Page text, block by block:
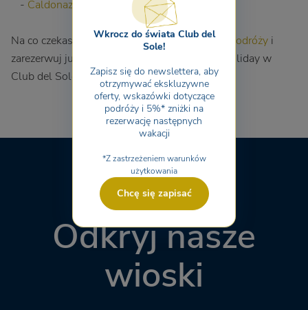
- Caldonazzo Family Collection.
Na co czekasz? Wybierz swój wymarzonycel podróży i
zarezerwuj już teraz swoje wakacje Full Life Holiday w
Club del Sole!
Odkryj nasze
wioski
Wkrocz do świata Club del
Sole!
Zapisz się do newslettera, aby
otrzymywać ekskluzywne
oferty, wskazówki dotyczące
podróży i 5%* zniżki na
rezerwację następnych
wakacji
*Z zastrzeżeniem warunków
użytkowania
Chcę się zapisać